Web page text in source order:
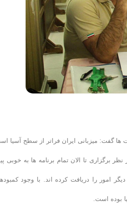
ها گفت: میزبانی ایران فراتر از سطح آسیا
برگزاری تا الان تمام برنامه ها به خوبی
امور را دریافت کرده اند. با وجود
بوده است.